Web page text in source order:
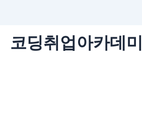
코딩취업아카데미